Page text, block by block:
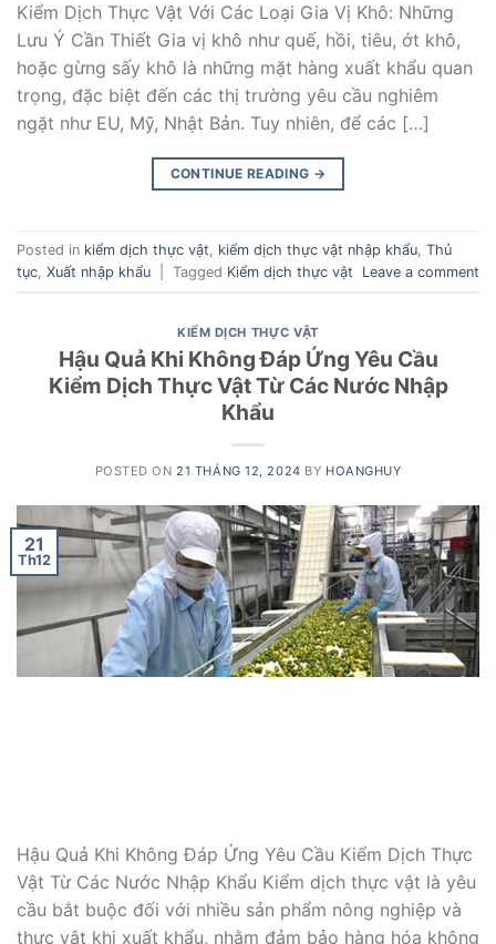
Kiểm Dịch Thực Vật Với Các Loại Gia Vị Khô: Những
Lưu Ý Cần Thiết Gia vị khô như quế, hồi, tiêu, ớt khô,
hoặc gừng sấy khô là những mặt hàng xuất khẩu quan
trọng, đặc biệt đến các thị trường yêu cầu nghiêm
ngặt như EU, Mỹ, Nhật Bản. Tuy nhiên, để các […]
CONTINUE READING →
Posted in kiểm dịch thực vật kiểm dịch thực vật nhập khẩu Thủ
tục Xuất nhập khẩu Tagged Kiểm dịch thực vật Leave a comment
KIỂM DỊCH THỰC VẬT
Hậu Quả Khi Không Đáp Ứng Yêu Cầu
Kiểm Dịch Thực Vật Từ Các Nước Nhập
Khẩu
POSTED ON21 THÁNG 12, 2024 BY HOANGHUY
21
Th12
Hậu Quả Khi Không Đáp Ứng Yêu Cầu Kiểm Dịch Thực
Vật Từ Các Nước Nhập Khẩu Kiểm dịch thực vật là yêu
cầu bắt buộc đối với nhiều sản phẩm nông nghiệp và
thực vật khi xuất khẩu, nhằm đảm bảo hàng hóa không